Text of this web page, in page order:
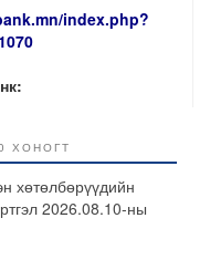
index.php?
ХОНОГТ
хөтөлбөрүүдийн
2026.08.10-ны